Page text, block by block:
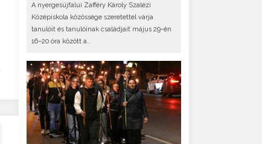
A nyergesújfalui Zafféry Károly Szalézi
Középiskola közössége szeretettel várja
tanulóit és tanulóinak családjait május 29-én
16–20 óra között a..